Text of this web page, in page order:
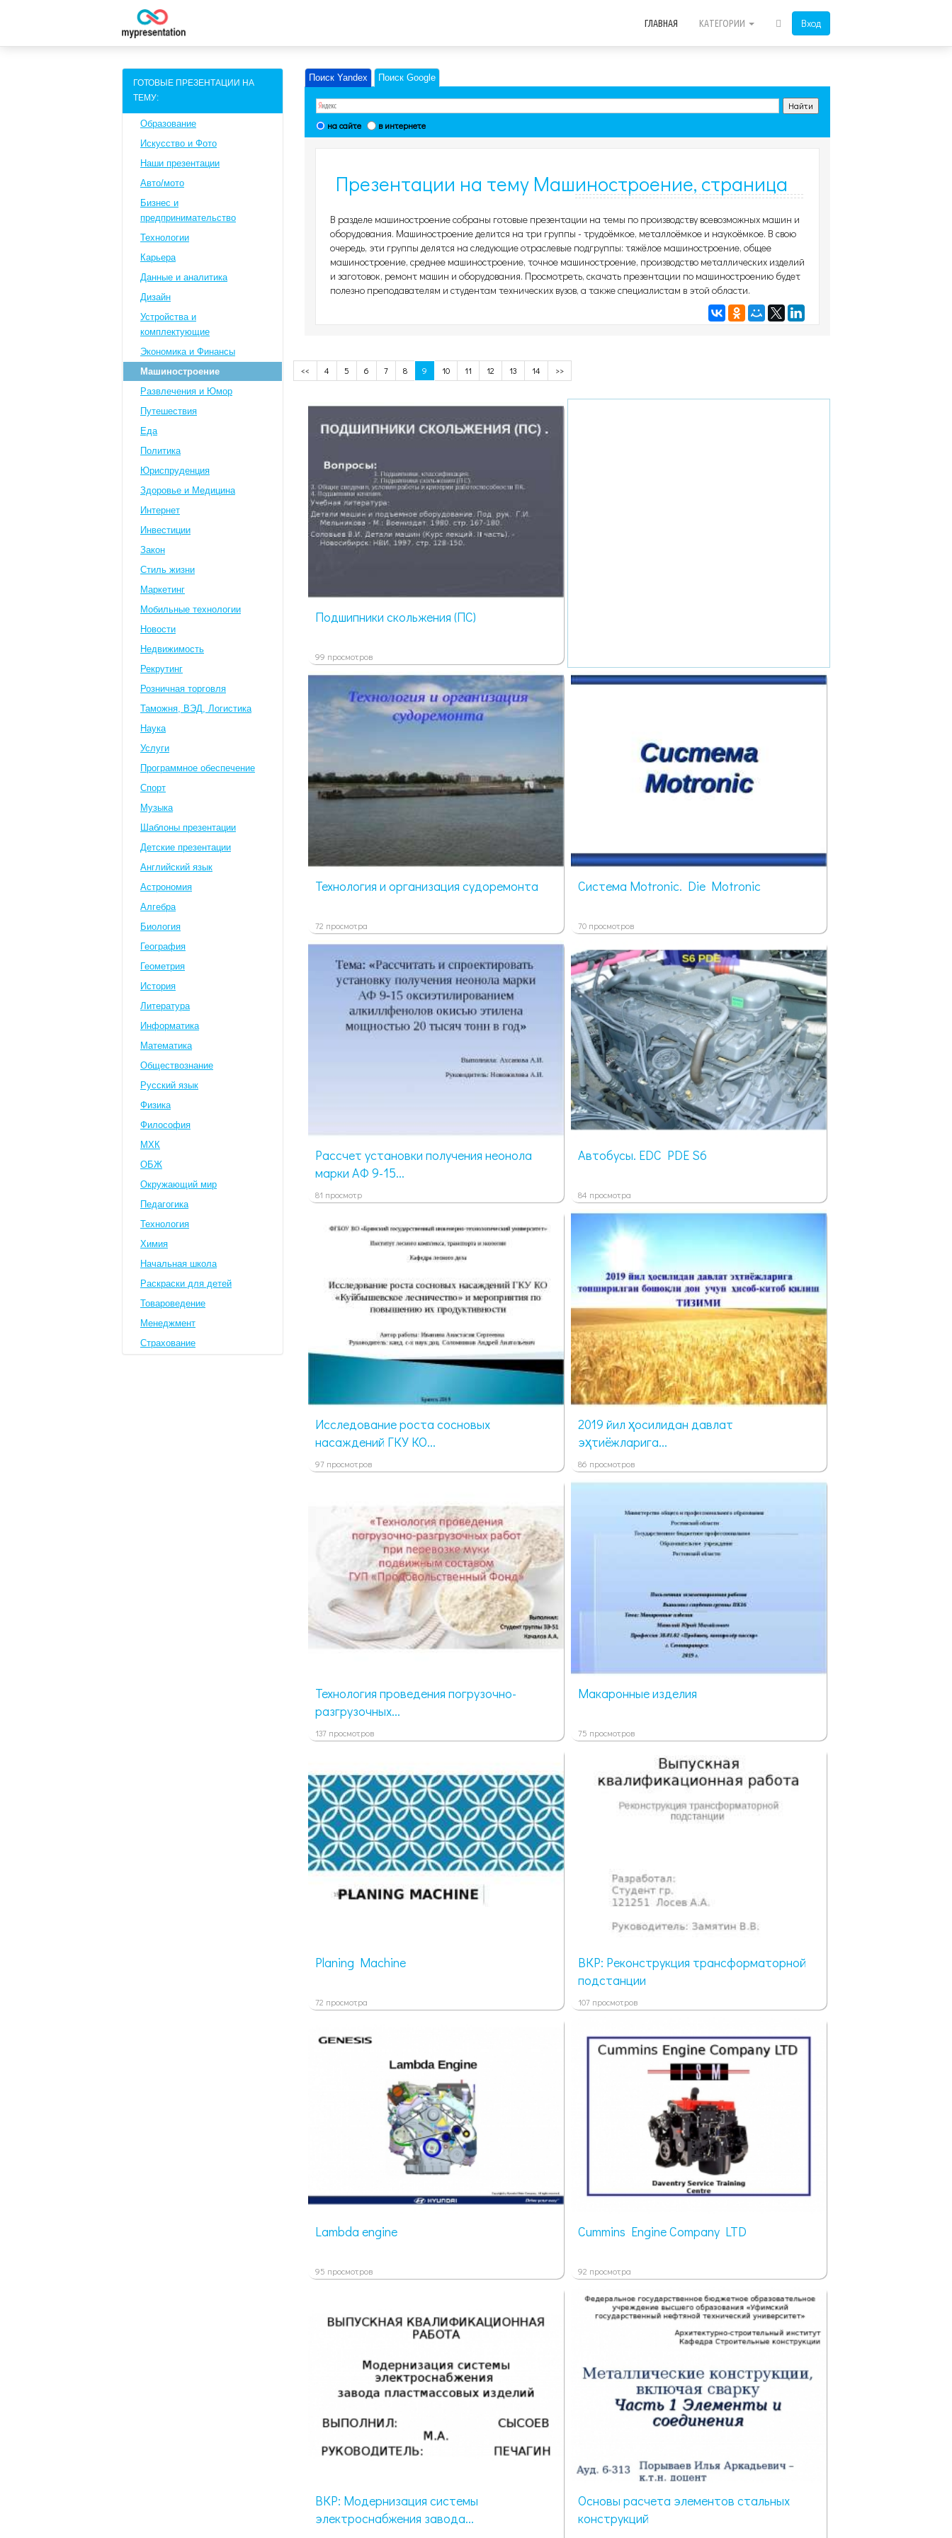
Вход
ГЛАВНАЯ КАТЕГОРИИ
ГОТОВЫЕ ПРЕЗЕНТАЦИИ НА
ТЕМУ:
Образование
Искусство и Фото
Наши презентации
Авто/мото
Бизнес и
предпринимательство
Технологии
Карьера
Данные и аналитика
Дизайн
Устройства и
комплектующие
Экономика и Финансы
Машиностроение
Развлечения и Юмор
Путешествия
Eда
Политика
Юриспруденция
Здоровье и Медицина
Интернет
Инвестиции
Закон
Стиль жизни
Маркетинг
Мобильные технологии
Новости
Недвижимость
Рекрутинг
Розничная торговля
Таможня, ВЭД, Логистика
Наука
Услуги
Программное обеспечение
Спорт
Музыка
Шаблоны презентации
Детские презентации
Английский язык
Астрономия
Алгебра
Биология
География
Геометрия
История
Литература
Информатика
Математика
Обществознание
Русский язык
Физика
Философия
МХК
ОБЖ
Окружающий мир
Педагогика
Технология
Химия
Начальная школа
Раскраски для детей
Товароведение
Менеджмент
Страхование
Поиск Yandex Поиск Google
на сайте в интернете
Презентации на тему Машиностроение, страница
В разделе машиностроение собраны готовые презентации на темы по производству всевозможных машин и
оборудования. Машиностроение делится на три группы - трудоёмкое, металлоёмкое и наукоёмкое. В свою
очередь, эти группы делятся на следующие отраслевые подгруппы: тяжёлое машиностроение, общее
машиностроение, среднее машиностроение, точное машиностроение, производство металлических изделий
и заготовок, ремонт машин и оборудования. Просмотреть, скачать презентации по машиностроению будет
полезно преподавателям и студентам технических вузов, а также специалистам в этой области.
<< 4 5 6 7 8 9 10 11 12 13 14 >>
Подшипники скольжения (ПС)
99 просмотров
Технология и организация судоремонта
72 просмотра
Система Motronic. Die Motronic
70 просмотров
Рассчет установки получения неонола
марки АФ 9-15...
81 просмотр
Автобусы. EDC PDE S6
84 просмотра
Исследование роста сосновых
насаждений ГКУ КО...
97 просмотров
2019 йил ҳосилидан давлат
эҳтиёжларига...
86 просмотров
Технология проведения погрузочно-
разгрузочных...
137 просмотров
Макаронные изделия
75 просмотров
Planing Machine
72 просмотра
ВКР: Реконструкция трансформаторной
подстанции
107 просмотров
Lambda engine
95 просмотров
Cummins Engine Company LTD
92 просмотра
ВКР: Модернизация системы
электроснабжения завода...
Основы расчета элементов стальных
конструкций